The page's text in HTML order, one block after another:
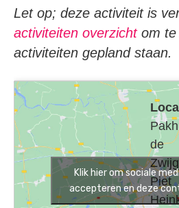
Let op; deze activiteit is
activiteiten overzichtom te
activiteiten gepland staan.
de
Piet
Klik hier om sociale
accepteren en deze